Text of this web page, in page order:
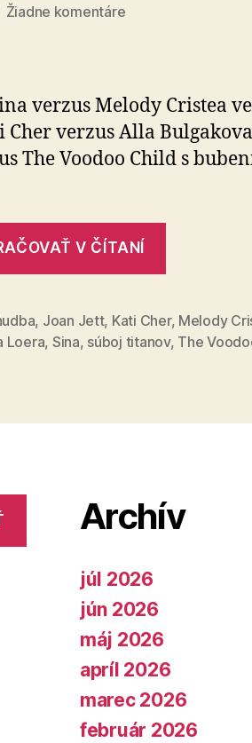
Žiadne komentárena
verzus Melody Cristea
verzus Alla Bulgakova
The Voodoo Child s
V ČÍTANÍ
, Joan Jett, Kati Cher, Melody
Loera, Sina, súboj titanov, The
Archív
júl 2026
jún 2026
máj 2026
apríl 2026
marec 2026
február 2026